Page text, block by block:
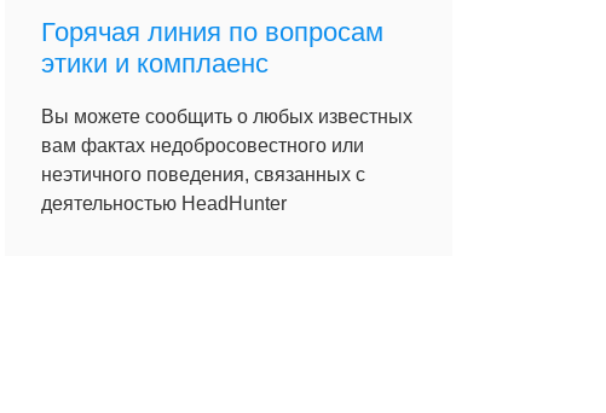
Горячая линия по вопросам
этики и комплаенс
Вы можете сообщить о любых известных
вам фактах недобросовестного или
неэтичного поведения, связанных с
деятельностью HeadHunter